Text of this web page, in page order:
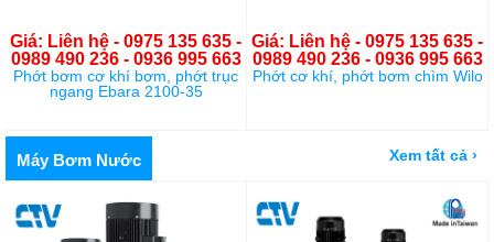
Giá: Liên hệ - 0975 135 635 -
0989 490 236 - 0936 995 663
Phớt bơm cơ khí bơm, phớt trục
ngang Ebara 2100-35
Giá: Liên hệ - 0975 135 635 -
0989 490 236 - 0936 995 663
Phớt cơ khí, phớt bơm chìm Wilo
Máy Bơm Nước Xem tất cả ›